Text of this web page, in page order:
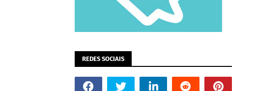
REDES SOCIAIS